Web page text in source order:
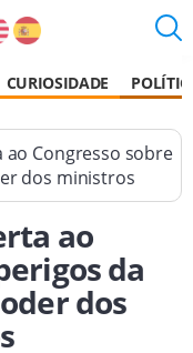
CURIOSIDADE
ao Congresso sobre
dos ministros
ao
da
dos